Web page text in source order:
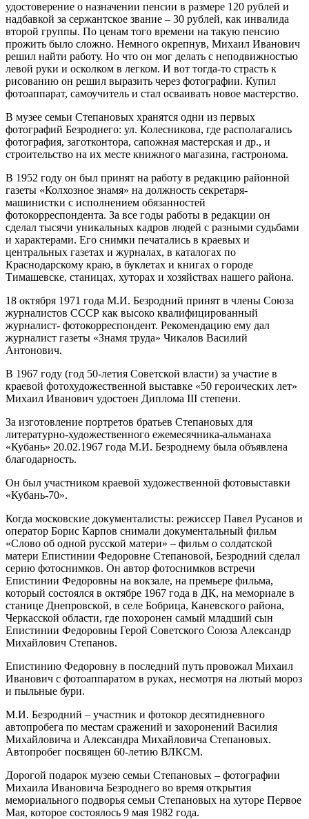
удостоверение о назначении пенсии в размере 120 рублей и
надбавкой за сержантское звание – 30 рублей, как инвалида
второй группы. По ценам того времени на такую пенсию
прожить было сложно. Немного окрепнув, Михаил Иванович
решил найти работу. Но что он мог делать с неподвижностью
левой руки и осколком в легком. И вот тогда-то страсть к
рисованию он решил выразить через фотографии. Купил
фотоаппарат, самоучитель и стал осваивать новое мастерство.
В музее семьи Степановых хранятся одни из первых
фотографий Безроднего: ул. Колесникова, где располагались
фотография, заготконтора, сапожная мастерская и др., и
строительство на их месте книжного магазина, гастронома.
В 1952 году он был принят на работу в редакцию районной
газеты «Колхозное знамя» на должность секретаря-
машинистки с исполнением обязанностей
фотокорреспондента. За все годы работы в редакции он
сделал тысячи уникальных кадров людей с разными судьбами
и характерами. Его снимки печатались в краевых и
центральных газетах и журналах, в каталогах по
Краснодарскому краю, в буклетах и книгах о городе
Тимашевске, станицах, хуторах и хозяйствах нашего района.
18 октября 1971 года М.И. Безродний принят в члены Союза
журналистов СССР как высоко квалифицированный
журналист- фотокорреспондент. Рекомендацию ему дал
журналист газеты «Знамя труда» Чикалов Василий
Антонович.
В 1967 году (год 50-летия Советской власти) за участие в
краевой фотохудожественной выставке «50 героических лет»
Михаил Иванович удостоен Диплома III степени.
За изготовление портретов братьев Степановых для
литературно-художественного ежемесячника-альманаха
«Кубань» 20.02.1967 года М.И. Безроднему была объявлена
благодарность.
Он был участником краевой художественной фотовыставки
«Кубань-70».
Когда московские документалисты: режиссер Павел Русанов и
оператор Борис Карпов снимали документальный фильм
«Слово об одной русской матери» – фильм о солдатской
матери Епистинии Федоровне Степановой, Безродний сделал
серию фотоснимков. Он автор фотоснимков встречи
Епистинии Федоровны на вокзале, на премьере фильма,
который состоялся в октябре 1967 года в ДК, на мемориале в
станице Днепровской, в селе Бобрица, Каневского района,
Черкасской области, где похоронен самый младший сын
Епистинии Федоровны Герой Советского Союза Александр
Михайлович Степанов.
Епистинию Федоровну в последний путь провожал Михаил
Иванович с фотоаппаратом в руках, несмотря на лютый мороз
и пыльные бури.
М.И. Безродний – участник и фотокор десятидневного
автопробега по местам сражений и захоронений Василия
Михайловича и Александра Михайловича Степановых.
Автопробег посвящен 60-летию ВЛКСМ.
Дорогой подарок музею семьи Степановых – фотографии
Михаила Ивановича Безроднего во время открытия
мемориального подворья семьи Степановых на хуторе Первое
Мая, которое состоялось 9 мая 1982 года.